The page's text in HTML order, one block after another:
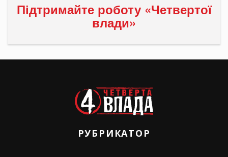
Підтримайте роботу «Четвертої
влади»
РУБРИКАТОР